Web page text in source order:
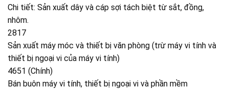
Chi tiết: Sản xuất dây và cáp sợi tách biệt từ sắt, đồng,
nhôm.
2817
Sản xuất máy móc và thiết bị văn phòng (trừ máy vi tính và
thiết bị ngoại vi của máy vi tính)
4651 (Chính)
Bán buôn máy vi tính, thiết bị ngoại vi và phần mềm